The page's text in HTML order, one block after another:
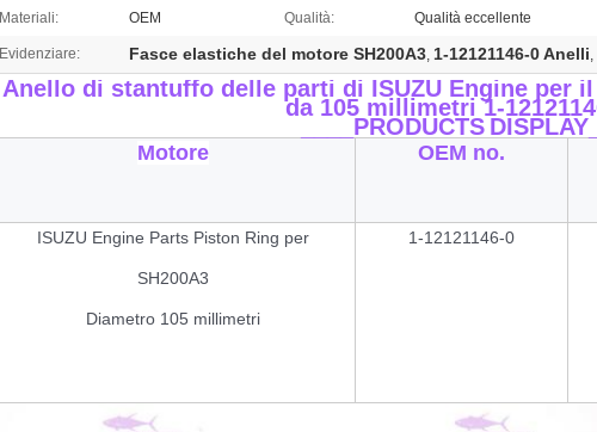
Materiali: OEM Qualità: Qualità eccellente
Evidenziare: Fasce elastiche del motore SH200A3, 1-12121146-0 Anelli,
Anello di stantuffo delle parti di ISUZU Engine per il
da 105 millimetri 1-
____PRODUCTS
Motore OEM no.
ISUZU Engine Parts Piston Ring per
SH200A3
Diametro 105 millimetri
1-12121146-0